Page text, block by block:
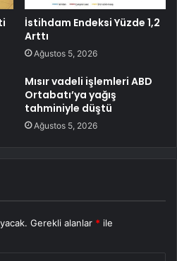
İstihdam Endeksi Yüzde 1,2
Arttı
Ağustos 5, 2026
Mısır vadeli işlemleri ABD
Ortabatı’ya yağış
tahminiyle düştü
Ağustos 5, 2026
Gerekli alanlar * ile